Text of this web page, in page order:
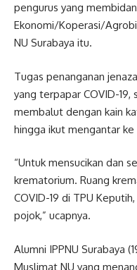
pengurus yang
Ekonomi/Koperasi/
NU Surabaya itu.
Tugas penanganan
yang terpapar COVID-19,
membalut dengan kain
hingga ikut mengantar ke
“Untuk mensucikan dan
krematorium. Ruang
COVID-19 di TPU
pojok,” ucapnya.
Alumni IPPNU Surabaya
Muslimat NU yang